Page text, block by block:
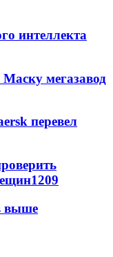
интеллекта
Маску мегазавод
перевел
1209
выше